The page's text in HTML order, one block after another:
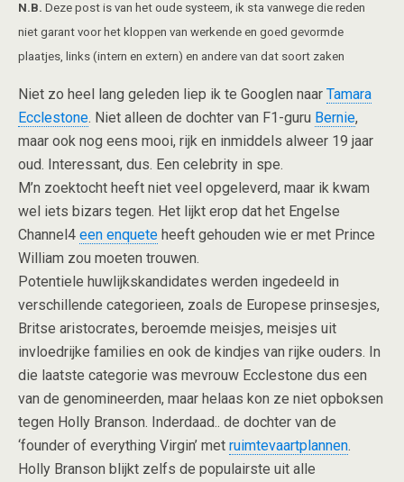
N.B. Deze post is van het oude systeem, ik sta vanwege die reden
niet garant voor het kloppen van werkende en goed gevormde
plaatjes, links (intern en extern) en andere van dat soort zaken
Niet zo heel lang geleden liep ik te Googlen naar Tamara
Ecclestone. Niet alleen de dochter van F1-guru Bernie,
maar ook nog eens mooi, rijk en inmiddels alweer 19 jaar
oud. Interessant, dus. Een celebrity in spe.
M’n zoektocht heeft niet veel opgeleverd, maar ik kwam
wel iets bizars tegen. Het lijkt erop dat het Engelse
Channel4 een enquete heeft gehouden wie er met Prince
William zou moeten trouwen.
Potentiele huwlijkskandidates werden ingedeeld in
verschillende categorieen, zoals de Europese prinsesjes,
Britse aristocrates, beroemde meisjes, meisjes uit
invloedrijke families en ook de kindjes van rijke ouders. In
die laatste categorie was mevrouw Ecclestone dus een
van de genomineerden, maar helaas kon ze niet opboksen
tegen Holly Branson. Inderdaad.. de dochter van de
‘founder of everything Virgin’ met ruimtevaartplannen.
Holly Branson blijkt zelfs de populairste uit alle